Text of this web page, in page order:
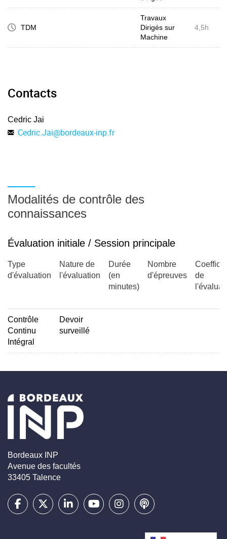
TDM
Travaux
Dirigés sur
Machine
4,5h
Contacts
Cedric Jai
Cedric.Jai@bordeaux-inp.fr
Modalités de contrôle des
connaissances
Évaluation initiale / Session principale
Type
d'évaluation
Nature de
l'évaluation
Durée
(en
minutes)
Nombre
d'épreuves
de
Contrôle
Continu
Intégral
Devoir
surveillé
Bordeaux INP
Avenue des facultés
33405 Talence